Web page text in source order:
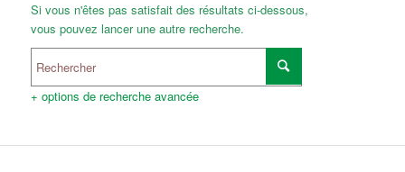
Si vous n'êtes pas satisfait des résultats ci-dessous,
vous pouvez lancer une autre recherche.
+ options de recherche avancée